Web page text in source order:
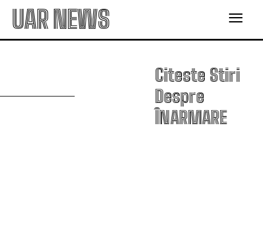
UAR NEWS
Citeste Stiri
Despre
ÎNARMARE